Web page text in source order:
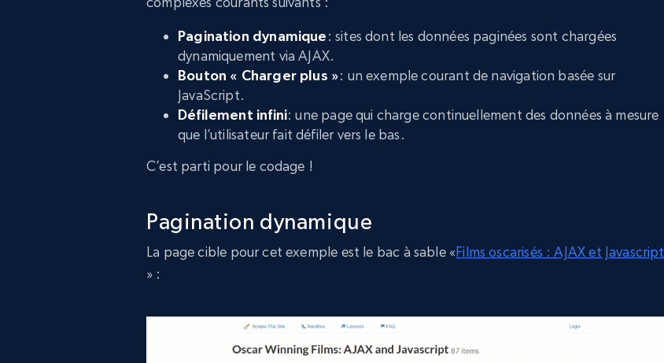
Pagination dynamique: sites dont les données paginées sont chargées
dynamiquement via AJAX.
Bouton « Charger plus »: un exemple courant de navigation basée sur
JavaScript.
Défilement infini: une page qui charge continuellement des données à mesure
que l’utilisateur fait défiler vers le bas.
C’est parti pour le codage !
Pagination dynamique
La page cible pour cet exemple est le bac à sable «Films oscarisés : AJAX et Javascript
» :